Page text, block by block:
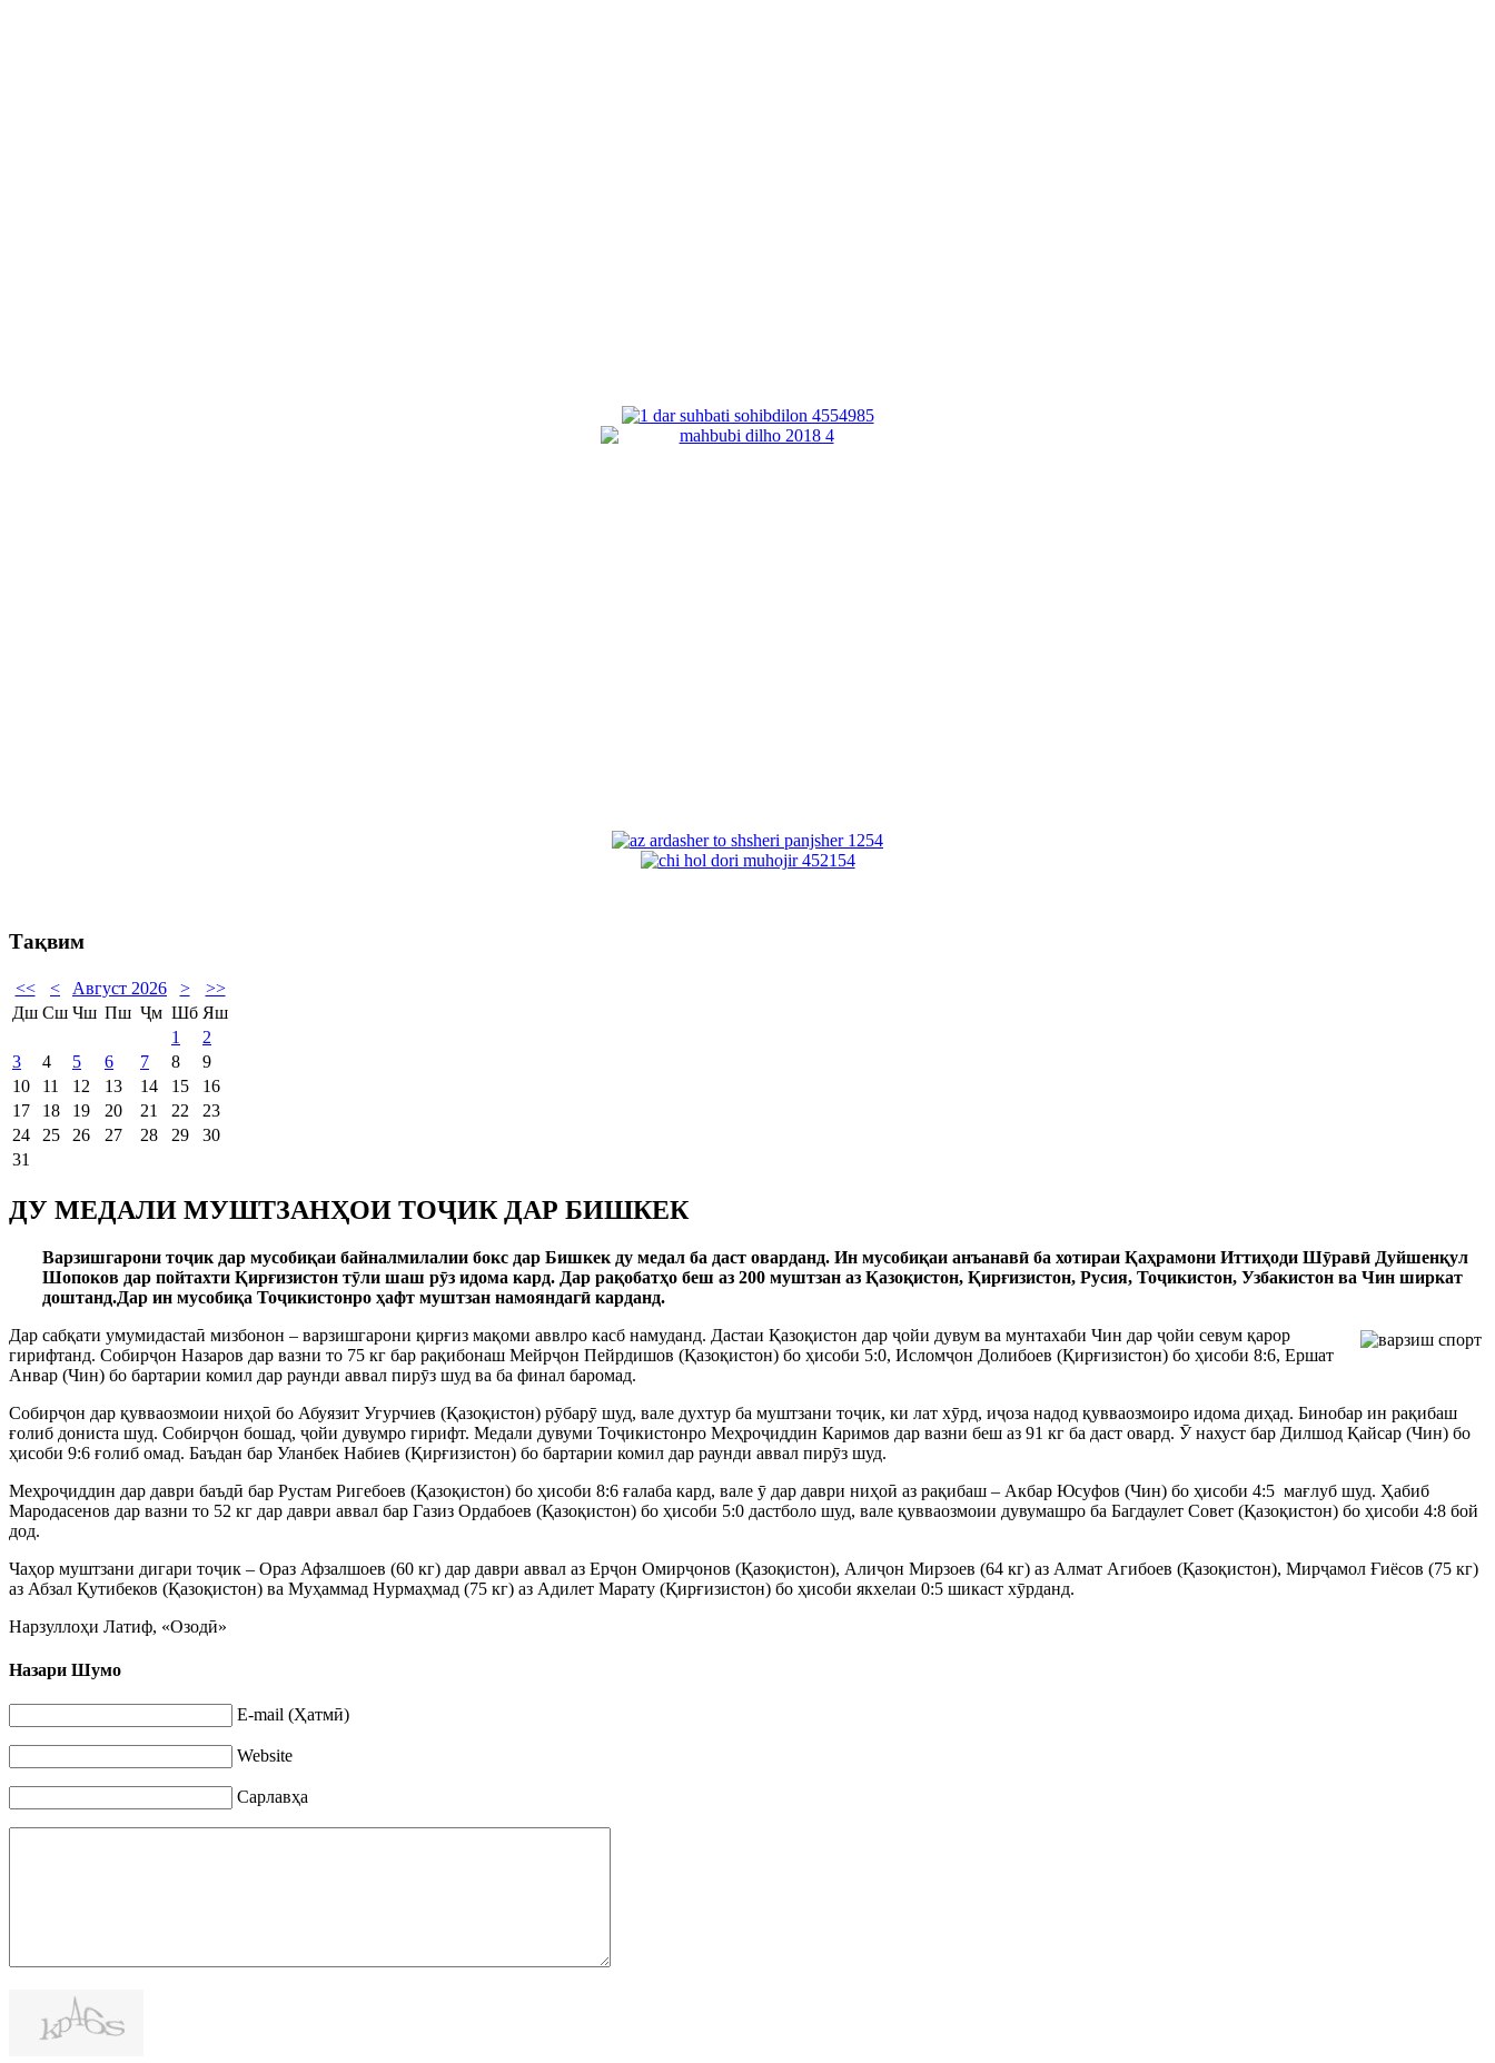
Тақвим
<< < Август 2026 >
>>
Дш Сш Чш Пш Ҷм Шб Яш
1
2
3
4 5 6 7 8
9
10
11 12 13 14 15
16
17
18 19 20 21 22
23
24
25 26 27 28 29
30
31
ДУ МЕДАЛИ МУШТЗАНҲОИ ТОҶИК ДАР БИШКЕК
Варзишгарони тоҷик дар мусобиқаи байналмилалии бокс дар Бишкек ду медал ба даст оварданд. Ин мусобиқаи анъанавӣ ба хотираи Қаҳрамони Иттиҳоди Шӯравӣ Дуйшенқул
Шопоков дар пойтахти Қирғизистон тӯли шаш рӯз идома кард. Дар рақобатҳо беш аз 200 муштзан аз Қазоқистон, Қирғизистон, Русия, Тоҷикистон, Узбакистон ва Чин ширкат
доштанд.Дар ин мусобиқа Тоҷикистонро ҳафт муштзан намояндагӣ карданд.
Дар сабқати умумидастаӣ мизбонон – варзишгарони қирғиз мақоми аввлро касб намуданд. Дастаи Қазоқистон дар ҷойи дувум ва мунтахаби Чин дар ҷойи севум қарор
гирифтанд. Собирҷон Назаров дар вазни то 75 кг бар рақибонаш Мейрҷон Пейрдишов (Қазоқистон) бо ҳисоби 5:0, Исломҷон Долибоев (Қирғизистон) бо ҳисоби 8:6, Ершат
Анвар (Чин) бо бартарии комил дар раунди аввал пирӯз шуд ва ба финал баромад.
Собирҷон дар қувваозмоии ниҳоӣ бо Абуязит Угурчиев (Қазоқистон) рӯбарӯ шуд, вале духтур ба муштзани тоҷик, ки лат хӯрд, иҷоза надод қувваозмоиро идома диҳад. Бинобар ин рақибаш
ғолиб дониста шуд. Собирҷон бошад, ҷойи дувумро гирифт. Медали дувуми Тоҷикистонро Меҳроҷиддин Каримов дар вазни беш аз 91 кг ба даст овард. Ӯ нахуст бар Дилшод Қайсар (Чин) бо
ҳисоби 9:6 ғолиб омад. Баъдан бар Уланбек Набиев (Қирғизистон) бо бартарии комил дар раунди аввал пирӯз шуд.
Меҳроҷиддин дар даври баъдӣ бар Рустам Ригебоев (Қазоқистон) бо ҳисоби 8:6 ғалаба кард, вале ӯ дар даври ниҳоӣ аз рақибаш – Акбар Юсуфов (Чин) бо ҳисоби 4:5 мағлуб шуд. Ҳабиб
Мародасенов дар вазни то 52 кг дар даври аввал бар Газиз Ордабоев (Қазоқистон) бо ҳисоби 5:0 дастболо шуд, вале қувваозмоии дувумашро ба Багдаулет Совет (Қазоқистон) бо ҳисоби 4:8 бой
дод.
Чаҳор муштзани дигари тоҷик – Ораз Афзалшоев (60 кг) дар даври аввал аз Ерҷон Омирҷонов (Қазоқистон), Алиҷон Мирзоев (64 кг) аз Алмат Агибоев (Қазоқистон), Мирҷамол Ғиёсов (75 кг)
аз Абзал Қутибеков (Қазоқистон) ва Муҳаммад Нурмаҳмад (75 кг) аз Адилет Марату (Қирғизистон) бо ҳисоби якхелаи 0:5 шикаст хӯрданд.
Нарзуллоҳи Латиф, «Озодӣ»
Назари Шумо
E-mail (Ҳатмӣ)
Website
Сарлавҳа